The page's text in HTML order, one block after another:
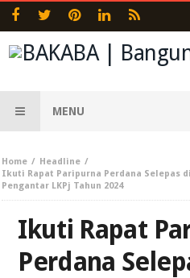
MENU
Home
Headline
Ikuti Rapat Paripurna Perdana Selepas
Pengantar LKPj Tahun 2024
Ikuti Rapat
Perdana